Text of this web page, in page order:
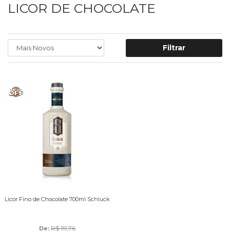
LICOR DE CHOCOLATE
Filtrar
15%
OFF
Licor Fino de Chocolate 700ml Schluck
De: R$ 111,76